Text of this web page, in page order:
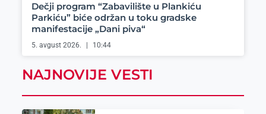
Dečji program “Zabavilište u Plankiću
Parkiću” biće održan u toku gradske
manifestacije „Dani piva“
5. avgust 2026. 10:44
NAJNOVIJE VESTI